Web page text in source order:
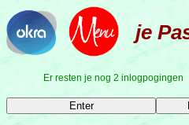
je
Er resten je nog 2 inlogpogingen